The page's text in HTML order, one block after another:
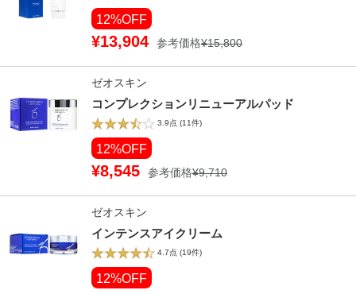
12%OFF
¥13,904 参考価格¥15,800
ゼオスキン
コンプレクションリニューアルパッド
3.9点 (11件)
12%OFF
¥8,545 参考価格¥9,710
ゼオスキン
インテンスアイクリーム
4.7点 (19件)
12%OFF